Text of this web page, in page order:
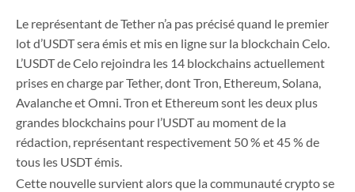
Le représentant de Tether n’a pas précisé quand le premier
lot d’USDT sera émis et mis en ligne sur la blockchain Celo.
L’USDT de Celo rejoindra les 14 blockchains actuellement
prises en charge par Tether, dont Tron, Ethereum, Solana,
Avalanche et Omni. Tron et Ethereum sont les deux plus
grandes blockchains pour l’USDT au moment de la
rédaction, représentant respectivement 50 % et 45 % de
tous les USDT émis.
Cette nouvelle survient alors que la communauté crypto se